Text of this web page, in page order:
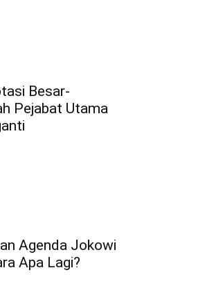
Besar-
Pejabat Utama
Agenda Jokowi
Apa Lagi?